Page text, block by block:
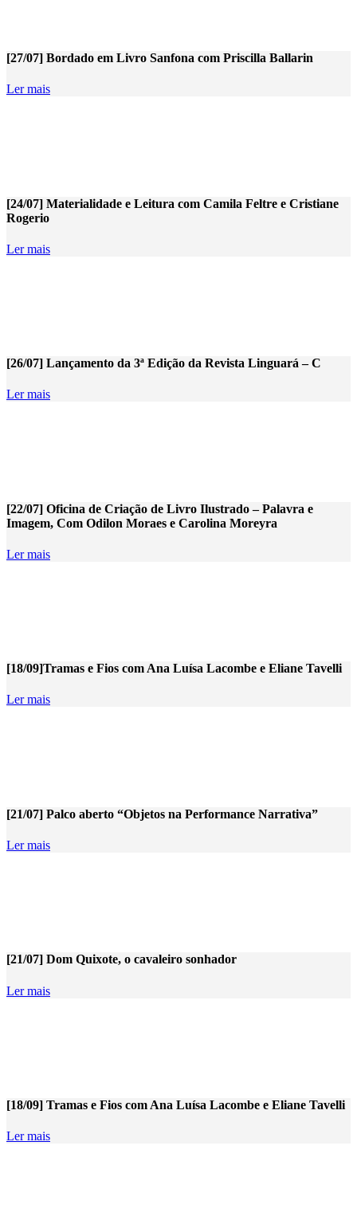
[27/07] Bordado em Livro Sanfona com Priscilla Ballarin
Ler mais
[24/07] Materialidade e Leitura com Camila Feltre e Cristiane
Rogerio
Ler mais
[26/07] Lançamento da 3ª Edição da Revista Linguará – C
Ler mais
[22/07] Oficina de Criação de Livro Ilustrado – Palavra e
Imagem, Com Odilon Moraes e Carolina Moreyra
Ler mais
[18/09]Tramas e Fios com Ana Luísa Lacombe e Eliane Tavelli
Ler mais
[21/07] Palco aberto “Objetos na Performance Narrativa”
Ler mais
[21/07] Dom Quixote, o cavaleiro sonhador
Ler mais
[18/09] Tramas e Fios com Ana Luísa Lacombe e Eliane Tavelli
Ler mais